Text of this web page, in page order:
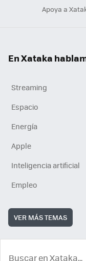
Apoya a
En Xataka
Streaming
Espacio
Energía
Apple
Inteligencia artificial
Empleo
VER MÁS TEMAS